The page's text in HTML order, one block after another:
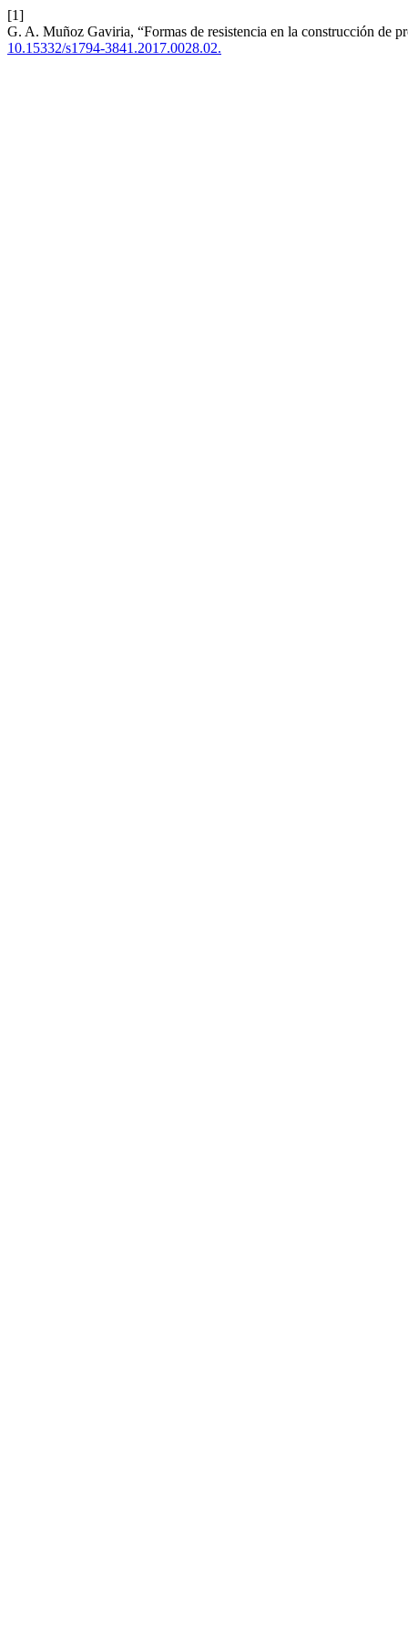
[1]
G. A. Muñoz Gaviria, “Formas de resistencia en la construcción de
10.15332/s1794-3841.2017.0028.02.